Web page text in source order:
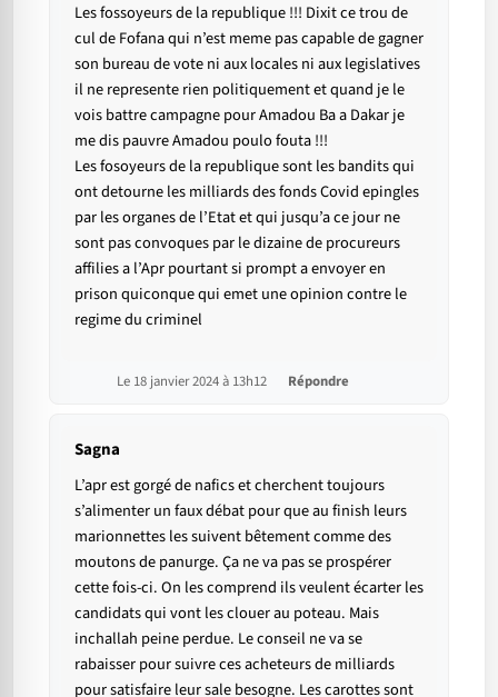
Les fossoyeurs de la republique !!! Dixit ce trou de
cul de Fofana qui n’est meme pas capable de gagner
son bureau de vote ni aux locales ni aux legislatives
il ne represente rien politiquement et quand je le
vois battre campagne pour Amadou Ba a Dakar je
me dis pauvre Amadou poulo fouta !!!
Les fosoyeurs de la republique sont les bandits qui
ont detourne les milliards des fonds Covid epingles
par les organes de l’Etat et qui jusqu’a ce jour ne
sont pas convoques par le dizaine de procureurs
affilies a l’Apr pourtant si prompt a envoyer en
prison quiconque qui emet une opinion contre le
regime du criminel
Le 18 janvier 2024 à 13h12 Répondre
Sagna
L’apr est gorgé de nafics et cherchent toujours
s’alimenter un faux débat pour que au finish leurs
marionnettes les suivent bêtement comme des
moutons de panurge. Ça ne va pas se prospérer
cette fois-ci. On les comprend ils veulent écarter les
candidats qui vont les clouer au poteau. Mais
inchallah peine perdue. Le conseil ne va se
rabaisser pour suivre ces acheteurs de milliards
pour satisfaire leur sale besogne. Les carottes sont